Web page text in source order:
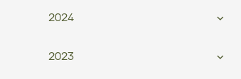
2024
2023